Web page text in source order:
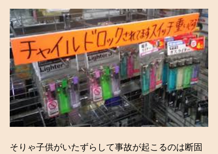
そりゃ子供がいたずらして事故が起こるのは断固